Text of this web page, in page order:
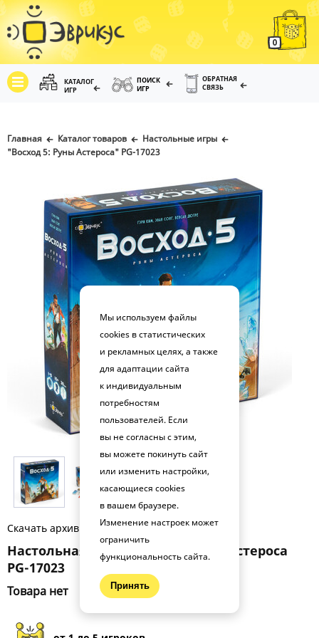
0
КАТАЛОГ
ИГР
ПОИСК
ИГР
ОБРАТНАЯ
СВЯЗЬ
Главная Каталог товаров
Настольные игры
"Восход 5: Руны Астероса" PG-17023
Скачать архив фото (.zip)
Настольная игра Восход 5: Руны Астероса
PG-17023
Товара нет
Мы используем файлы
cookies в статистических
и рекламных целях, а также
для адаптации сайта
к индивидуальным
потребностям
пользователей. Если
вы не согласны с этим,
вы можете покинуть сайт
или изменить настройки,
касающиеся cookies
в вашем браузере.
Изменение настроек может
ограничить
функциональность сайта.
Принять